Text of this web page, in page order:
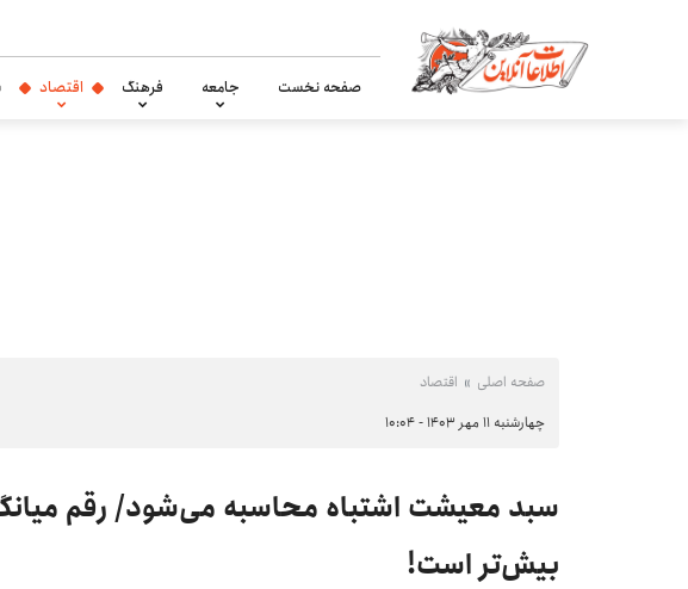
صفحه نخست جامعه فرهنگ اقتصاد
صفحه اصلی اقتصاد
چهارشنبه ۱۱ مهر ۱۴۰۳ - ۱۰:۰۴
بیش‌تر است!